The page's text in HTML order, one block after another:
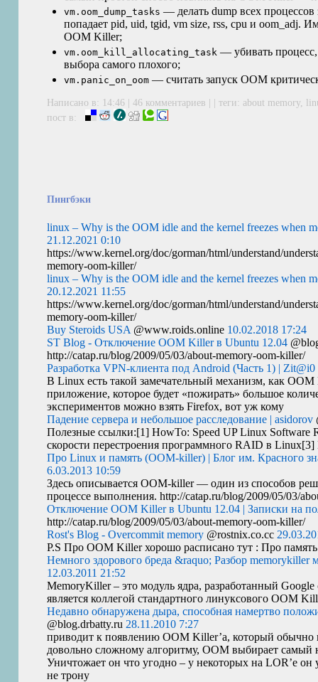
vm.oom_dump_tasks — делать dump всех
попадает pid, uid, tgid, vm size, rss, cpu и oom_adj.
OOM Killer;
vm.oom_kill_allocating_task — убивать
выбора самого плохого;
vm.panic_on_oom — считать запускOOM
Написано в: 14:46 |46 комментариев | | теги: about memory,
пост в:
Пингбэки
linux – Why is the OOM idle and the kernel freezes when
21.12.2021 0:10
https://www.kernel.org/doc/gorman/html/understand/
memory-oom-killer/
linux – Why is the OOM idle and the kernel freezes when
20.12.2021 11:55
https://www.kernel.org/doc/gorman/html/understand/
memory-oom-killer/
Buy Steroids USA @www.roids.online 10.02.2018 17:24
ST Blog - Отключение OOM Killer в Ubuntu 12.04
http://catap.ru/blog/2009/05/03/about-memory-oom-killer/
Разработка VPN-клиента под Android (Часть 1) | Zit@i0
В Linux есть такой замечательный механизм, какOOM
приложение, которое будет «пожирать» большое
экспериментов можно взять Firefox, вот уж кому
Падение сервера и небольшое расследование | asidorov
Полезные ссылки:[1] HowTo: SpeedUPLinux Software
скорости перестроения программногоRAID в Linux[3]
Про Linux и память (OOM-killer) | Блог им. Красного
6.03.2013 10:59
Здесь описываетсяOOM-killer — один из способов
процессе выполнения. http://catap.ru/blog/2009/05/03/
Отключение OOM Killer в Ubuntu 12.04 | Записки на
http://catap.ru/blog/2009/05/03/about-memory-oom-killer/
Rost's Blog - Overcommit memory @rostnix.co.cc
P.S ПроOOM Killer хорошо расписано тут : Про
Немного здорового бреда &raquo; Разбор memorykiller
12.03.2011 21:52
MemoryKiller – это модуль ядра, разработанный
является коллегой стандартного линуксовогоOOM
Недавно обнаружена дыра, способная намертво
@blog.drbatty.ru 28.11.2010 7:27
приводит к появлениюOOM Killer’а, который обычно
довольно сложному алгоритму,OOM выбирает самый
Уничтожает он что угодно – у некоторых наLOR’е он
не трону